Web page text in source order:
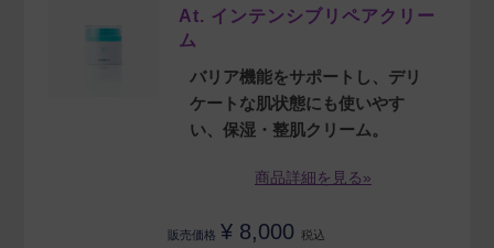
At. インテンシブリペアクリー
ム
バリア機能をサポートし、デリ
ケートな肌状態にも使いやす
い、保湿・整肌クリーム。
商品詳細を見る»
販売価格 ¥ 8,000 税込